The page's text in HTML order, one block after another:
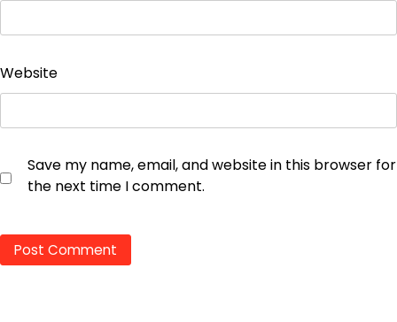
Website
Save my name, email, and website in this browser for
the next time I comment.